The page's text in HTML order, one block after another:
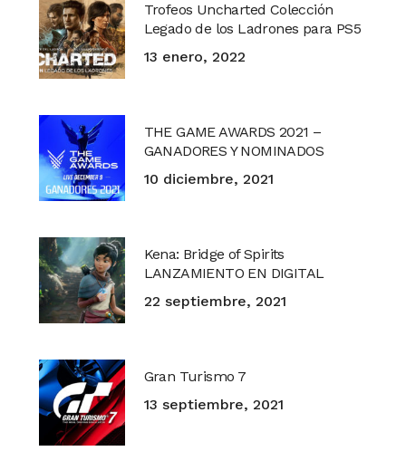
Trofeos Uncharted Colección
Legado de los Ladrones para PS5
13 enero, 2022
THE GAME AWARDS 2021 –
GANADORES Y NOMINADOS
10 diciembre, 2021
Kena: Bridge of Spirits
LANZAMIENTO EN DIGITAL
22 septiembre, 2021
Gran Turismo 7
13 septiembre, 2021